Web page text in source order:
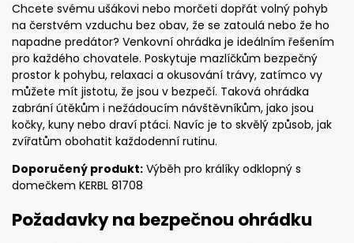
Chcete svému ušákovi nebo morčeti dopřát volný pohyb
na čerstvém vzduchu bez obav, že se zatoulá nebo že ho
napadne predátor? Venkovní ohrádka je ideálním řešením
pro každého chovatele. Poskytuje mazlíčkům bezpečný
prostor k pohybu, relaxaci a okusování trávy, zatímco vy
můžete mít jistotu, že jsou v bezpečí. Taková ohrádka
zabrání útěkům i nežádoucím návštěvníkům, jako jsou
kočky, kuny nebo draví ptáci. Navíc je to skvělý způsob, jak
zvířatům obohatit každodenní rutinu.
Doporučený produkt: Výběh pro králíky odklopný s
domečkem KERBL 81708
Požadavky na bezpečnou ohrádku